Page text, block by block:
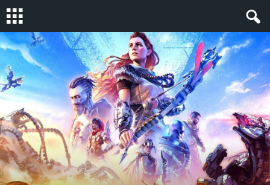
S
t
e
v
n